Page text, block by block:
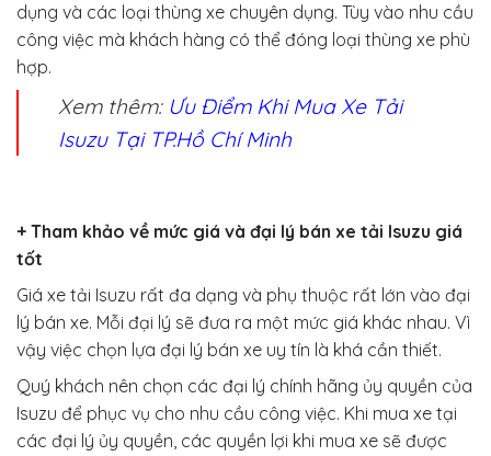
dụng và các loại thùng xe chuyên dụng. Tùy vào nhu cầu
công việc mà khách hàng có thể đóng loại thùng xe phù
hợp.
Xem thêm: Ưu Điểm Khi Mua Xe Tải
Isuzu Tại TP.Hồ Chí Minh
+ Tham khảo về mức giá và đại lý bán xe tải Isuzu giá
tốt
Giá xe tải Isuzu rất đa dạng và phụ thuộc rất lớn vào đại
lý bán xe. Mỗi đại lý sẽ đưa ra một mức giá khác nhau. Vì
vậy việc chọn lựa đại lý bán xe uy tín là khá cần thiết.
Quý khách nên chọn các đại lý chính hãng ủy quyền của
Isuzu để phục vụ cho nhu cầu công việc. Khi mua xe tại
các đại lý ủy quyền, các quyền lợi khi mua xe sẽ được